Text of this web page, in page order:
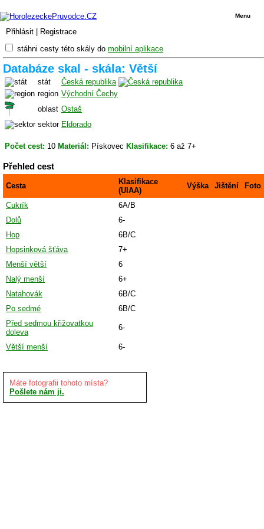
Přihlásit Registrace
Menu
stáhni cesty této skály do mobilní aplikace
Databáze skal - skála: Větší
stát
Česká republika
region Východní Čechy
oblast Ostaš
sektor Eldorado
Počet cest: 10 Materiál: Pískovec Klasifikace: 6 až 7+
Přehled cest
Cesta
Klasifikace
(UIAA)
Výška Jištění Foto
Cukrík
6A/B
Dolů
6-
Hop
6B/C
Hopsinková šťáva
7+
Menší větší
6
Nalý menší
6+
Natahovák
6B/C
Po sedmé
6B/C
Před sedmou křižovatkou
doleva
6-
Větší menší 6-
Máte fotografii tohoto místa?
Pošlete nám ji.